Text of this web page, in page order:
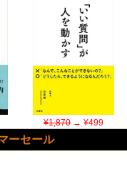
¥1,870→ ¥499
ーセール